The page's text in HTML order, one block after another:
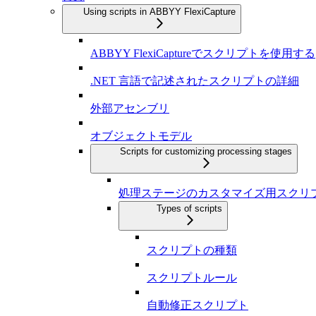
Using scripts in ABBYY FlexiCapture
ABBYY FlexiCaptureでスクリプトを使用する
.NET 言語で記述されたスクリプトの詳細
外部アセンブリ
オブジェクトモデル
Scripts for customizing processing stages
処理ステージのカスタマイズ用スクリ
Types of scripts
スクリプトの種類
スクリプトルール
自動修正スクリプト